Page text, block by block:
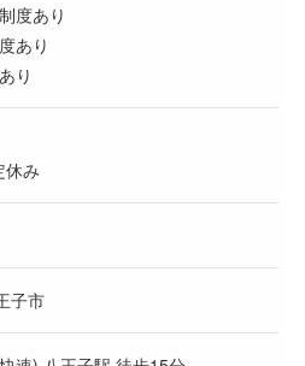
度あり
あり
り
休み
子市